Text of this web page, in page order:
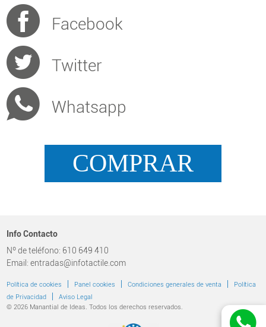
Facebook
Twitter
Whatsapp
COMPRAR
Info Contacto
Nº de teléfono: 610 649 410
Email: entradas@infotactile.com
Política de cookies Panel cookies Condiciones generales de venta
Política
de Privacidad|
Aviso Legal
© 2026 Manantial de Ideas. Todos los derechos reservados.